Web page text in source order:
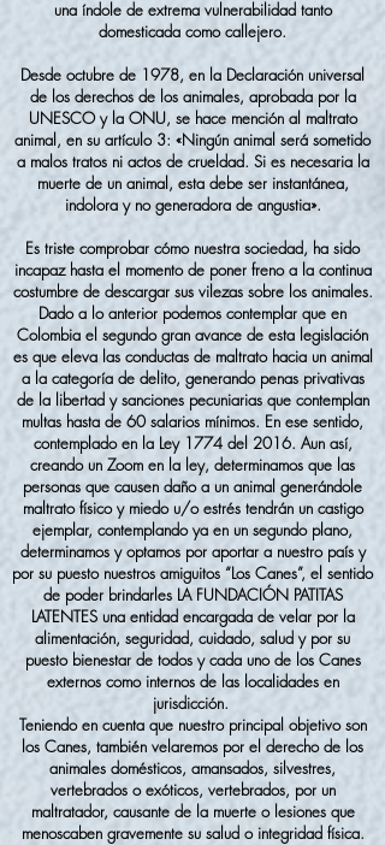
una índole de extrema vulnerabilidad tanto
domesticada como callejero.
Desde octubre de 1978, en la Declaración universal
de los derechos de los animales, aprobada por la
UNESCO y la ONU, se hace mención al maltrato
animal, en su artículo 3: «Ningún animal será sometido
a malos tratos ni actos de crueldad. Si es necesaria la
muerte de un animal, esta debe ser instantánea,
indolora y no generadora de angustia».
Es triste comprobar cómo nuestra sociedad, ha sido
incapaz hasta el momento de poner freno a la continua
costumbre de descargar sus vilezas sobre los animales.
Dado a lo anterior podemos contemplar que en
Colombia el segundo gran avance de esta legislación
es que eleva las conductas de maltrato hacia un animal
a la categoría de delito, generando penas privativas
de la libertad y sanciones pecuniarias que contemplan
multas hasta de 60 salarios mínimos. En ese sentido,
contemplado en la Ley 1774 del 2016. Aun así,
creando un Zoom en la ley, determinamos que las
personas que causen daño a un animal generándole
maltrato físico y miedo u/o estrés tendrán un castigo
ejemplar, contemplando ya en un segundo plano,
determinamos y optamos por aportar a nuestro país y
por su puesto nuestros amiguitos “Los Canes”, el sentido
de poder brindarles LA FUNDACIÓN PATITAS
LATENTES una entidad encargada de velar por la
alimentación, seguridad, cuidado, salud y por su
puesto bienestar de todos y cada uno de los Canes
externos como internos de las localidades en
jurisdicción.
Teniendo en cuenta que nuestro principal objetivo son
los Canes, también velaremos por el derecho de los
animales domésticos, amansados, silvestres,
vertebrados o exóticos, vertebrados, por un
maltratador, causante de la muerte o lesiones que
menoscaben gravemente su salud o integridad física.